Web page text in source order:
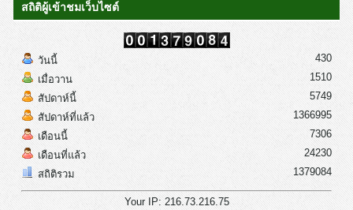
สถิติผู้เข้าชมเว็บไซต์
วันนี้
เมื่อวาน
สัปดาห์นี้
สัปดาห์ที่แล้ว
เดือนนี้
เดือนที่แล้ว
สถิติรวม
430
1510
5749
1366995
7306
24230
1379084
Your IP: 216.73.216.75